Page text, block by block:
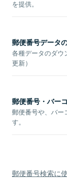
を提供。
郵便番号データ
各種データのダウ
更新）
郵便番号・バー
郵便番号や、バー
す。
郵便番号検索に